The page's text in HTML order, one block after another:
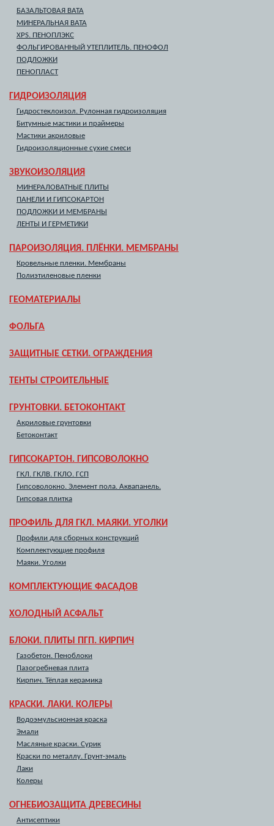
БАЗАЛЬТОВАЯ ВАТА
МИНЕРАЛЬНАЯ ВАТА
XPS. ПЕНОПЛЭКС
ФОЛЬГИРОВАННЫЙ УТЕПЛИТЕЛЬ. ПЕНОФОЛ
ПОДЛОЖКИ
ПЕНОПЛАСТ
ГИДРОИЗОЛЯЦИЯ
Гидростеклоизол. Рулонная гидроизоляция
Битумные мастики и праймеры
Мастики акриловые
Гидроизоляционные сухие смеси
ЗВУКОИЗОЛЯЦИЯ
МИНЕРАЛОВАТНЫЕ ПЛИТЫ
ПАНЕЛИ И ГИПСОКАРТОН
ПОДЛОЖКИ И МЕМБРАНЫ
ЛЕНТЫ И ГЕРМЕТИКИ
ПАРОИЗОЛЯЦИЯ. ПЛЁНКИ. МЕМБРАНЫ
Кровельные пленки. Мембраны
Полиэтиленовые пленки
ГЕОМАТЕРИАЛЫ
ФОЛЬГА
ЗАЩИТНЫЕ СЕТКИ. ОГРАЖДЕНИЯ
ТЕНТЫ СТРОИТЕЛЬНЫЕ
ГРУНТОВКИ. БЕТОКОНТАКТ
Акриловые грунтовки
Бетоконтакт
ГИПСОКАРТОН. ГИПСОВОЛОКНО
ГКЛ. ГКЛВ. ГКЛО. ГСП
Гипсоволокно. Элемент пола. Аквапанель.
Гипсовая плитка
ПРОФИЛЬ ДЛЯ ГКЛ. МАЯКИ. УГОЛКИ
Профили для сборных конструкций
Комплектующие профиля
Маяки. Уголки
КОМПЛЕКТУЮЩИЕ ФАСАДОВ
ХОЛОДНЫЙ АСФАЛЬТ
БЛОКИ. ПЛИТЫ ПГП. КИРПИЧ
Газобетон. Пеноблоки
Пазогребневая плита
Кирпич. Тёплая керамика
КРАСКИ. ЛАКИ. КОЛЕРЫ
Водоэмульсионная краска
Эмали
Масляные краски. Сурик
Краски по металлу. Грунт-эмаль
Лаки
Колеры
ОГНЕБИОЗАЩИТА ДРЕВЕСИНЫ
Антисептики